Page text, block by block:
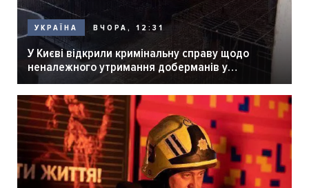
УКРАЇНА ВЧОРА, 12:31
У Києві відкрили кримінальну справу щодо
неналежного утримання доберманів у
розпліднику